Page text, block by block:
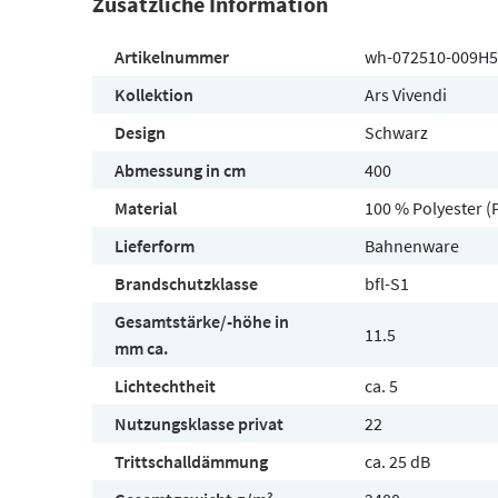
Artikelnummer
wh-072510-
Kollektion
Ars Vivendi
Design
Schwarz
Abmessung in cm
400
Material
100 % Polyester
Lieferform
Bahnenware
Brandschutzklasse
bfl-S1
Gesamtstärke/-höhe in
mm ca.
11.5
Lichtechtheit
ca. 5
Nutzungsklasse privat
22
Trittschalldämmung
ca. 25 dB